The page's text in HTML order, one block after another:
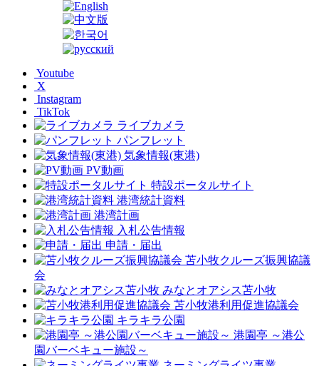
Youtube
X
Instagram
TikTok
ライブカメラ
パンフレット
気象情報(東港)
PV動画
特設ポータルサイト
港湾統計資料
港湾計画
入札公告情報
申請・届出
苫小牧クルーズ振興協議
会
みなとオアシス苫小牧
苫小牧港利用促進協議会
キラキラ公園
港園亭 ～港公
園バーベキュー施設～